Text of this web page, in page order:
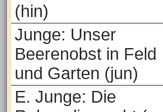
(hin)
Junge: Unser
Beerenobst in Feld
und Garten (jun)
E. Junge: Die